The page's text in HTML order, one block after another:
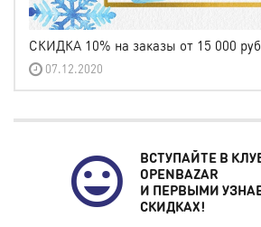
СКИДКА 10% на заказы от 15 000
07.12.2020
ВСТУПАЙТЕ В
OPENBAZAR
И ПЕРВЫМИ
СКИДКАХ!